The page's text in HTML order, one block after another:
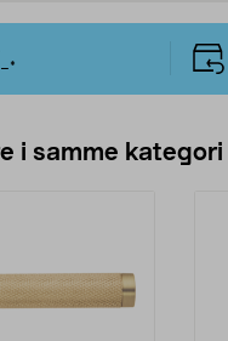
i samme kategori